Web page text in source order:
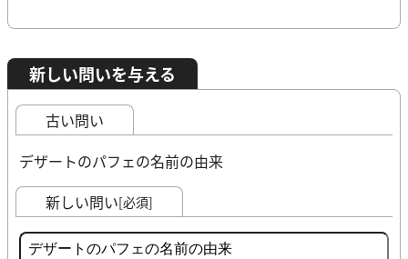
新しい問いを与える
古い問い
デザートのパフェの名前の由来
新しい問い[必須]